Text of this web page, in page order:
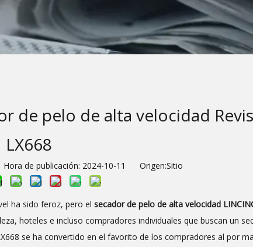
de pelo de alta velocidad
LX668
de publicación: 2024-10-11 Origen:Sitio
ha sido feroz, pero el secador de pelo de alta velocidad
hoteles e incluso compradores individuales que buscan un
se ha convertido en el favorito de los compradores al por